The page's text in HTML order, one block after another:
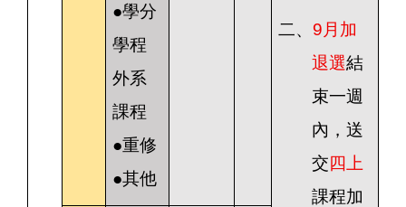
●學分
學程
外系
課程
●重修
●其他
二、 9 月加
退選結
束一週
內，送
交四上
課程加